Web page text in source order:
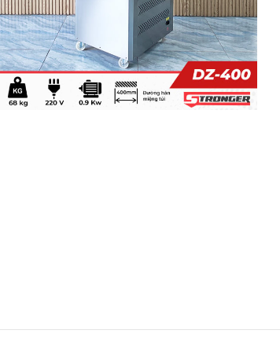
Máy In Date Tem Nhãn Tự
Động Stronger MY-380F
8.800.000đ
Chọn sản phẩm